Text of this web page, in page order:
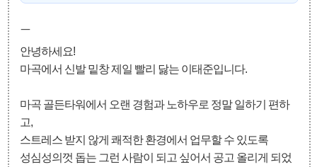
ㅡ
안녕하세요!
마곡에서 신발 밑창 제일 빨리 닳는 이태준입니다.
마곡 골든타워에서 오랜 경험과 노하우로 정말 일하기 편하
고,
스트레스 받지 않게 쾌적한 환경에서 업무할 수 있도록
성심성의껏 돕는 그런 사람이 되고 싶어서 공고 올리게 되었